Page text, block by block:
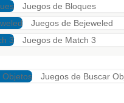
Juegos de Bloques
Juegos de Bejeweled
Juegos de Match 3
Juegos de Buscar